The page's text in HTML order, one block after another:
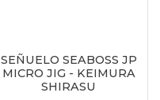
SEÑUELO SEABOSS JP
MICRO JIG - KEIMURA
SHIRASU